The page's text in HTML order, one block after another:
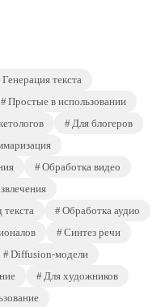
Генерация текста
Простые в использовании
Для блогеров
Обработка видео
текста
Обработка аудио
Синтез речи
Diffusion-модели
Для художников